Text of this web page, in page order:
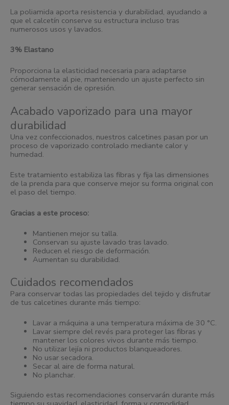
La poliamida aporta resistencia y durabilidad, ayudando a
que el calcetín conserve su estructura incluso tras
numerosos usos y lavados.
3% Elastano
Proporciona la elasticidad necesaria para adaptarse
cómodamente al pie, manteniendo un ajuste perfecto sin
generar sensación de opresión.
Acabado vaporizado para una mayor
durabilidad
Una vez confeccionados, nuestros calcetines pasan por un
proceso de vaporizado controlado mediante calor y
humedad.
Este tratamiento estabiliza las fibras y fija las dimensiones
de la prenda para que conserve mejor su forma original con
el paso del tiempo.
Gracias a este proceso:
Mantienen mejor su talla.
Conservan su ajuste lavado tras lavado.
Reducen el riesgo de deformación.
Aumentan su durabilidad.
Cuidados recomendados
Para conservar todas las propiedades del tejido y disfrutar
de tus calcetines durante más tiempo:
Lavar a máquina a una temperatura máxima de 30 °C.
Lavar siempre del revés para proteger las fibras y
mantener los colores vivos durante más tiempo.
No utilizar lejía ni productos blanqueadores.
No usar secadora.
Secar al aire de forma natural.
No planchar.
Siguiendo estas recomendaciones conservarán durante más